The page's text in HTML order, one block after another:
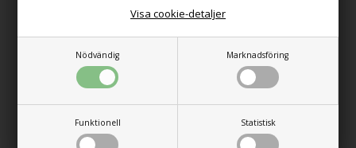
Nödvändig Marknadsföring
Funktionell Statistisk
Visa cookie-detaljer
REIMO Tältadapter
OUTWELL